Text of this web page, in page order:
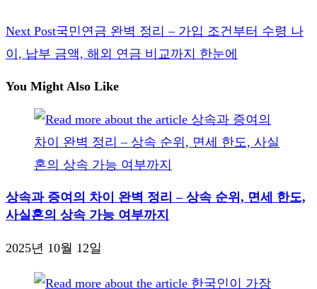
Next Post국민연금 완벽 정리 – 가입 조건부터 수령 나
이, 납부 금액, 해외 연금 비교까지 한눈에
You Might Also Like
상속과 증여의 차이 완벽 정리 – 상속 순위, 면세 한도,
사실혼의 상속 가능 여부까지
2025년 10월 12일